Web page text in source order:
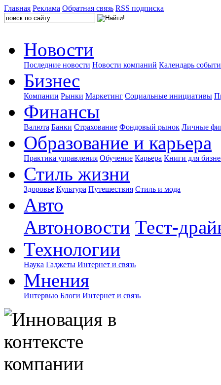
Главная Реклама Обратная связь RSS подписка
Новости
Последние новости Новости компаний Календарь
Бизнес
Компании Рынки Маркетинг Социальные инициативы
Финансы
Валюта Банки Страхование Фондовый рынок Личные
Образование и карьера
Практика управления Обучение Карьера Книги для
Стиль жизни
Здоровье Культура Путешествия Стиль и мода
Авто
Автоновости Тест-
Технологии
Наука Гаджеты Интернет и связь
Мнения
Интервью Блоги Интернет и связь